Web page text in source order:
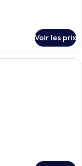
Voir les prix
d’hôtel avec un lit, un